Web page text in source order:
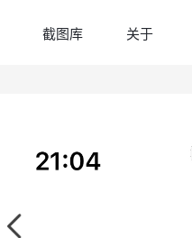
截图库 关于